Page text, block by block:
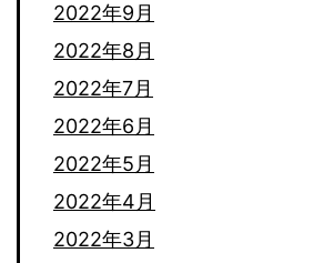
2022年9月
2022年8月
2022年7月
2022年6月
2022年5月
2022年4月
2022年3月